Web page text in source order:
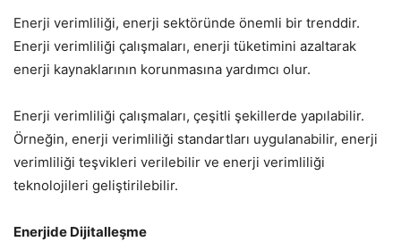
Enerji verimliliği, enerji sektöründe önemli bir trenddir.
Enerji verimliliği çalışmaları, enerji tüketimini azaltarak
enerji kaynaklarının korunmasına yardımcı olur.
Enerji verimliliği çalışmaları, çeşitli şekillerde yapılabilir.
Örneğin, enerji verimliliği standartları uygulanabilir, enerji
verimliliği teşvikleri verilebilir ve enerji verimliliği
teknolojileri geliştirilebilir.
Enerjide Dijitalleşme